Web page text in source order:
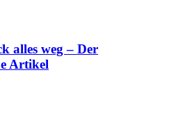
alles weg – Der
Artikel